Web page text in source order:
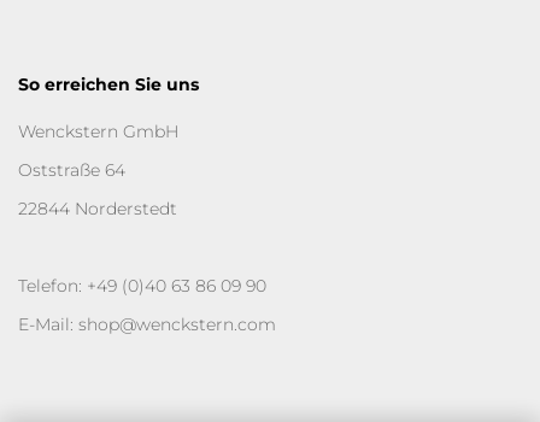
So erreichen Sie uns
Wenckstern GmbH
Oststraße 64
22844 Norderstedt
Telefon: +49 (0)40 63 86 09 90
E-Mail: shop@wenckstern.com